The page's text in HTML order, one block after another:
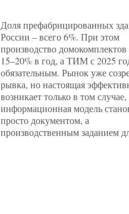
Доля префабрицированных
России – всего 6%. При этом
производство домокомплектов
15–20% в год, а ТИМ с 2025
обязательным. Рынок уже
рывка, но настоящая
возникает только в том случае,
информационная модель
просто документом, а
производственным заданием